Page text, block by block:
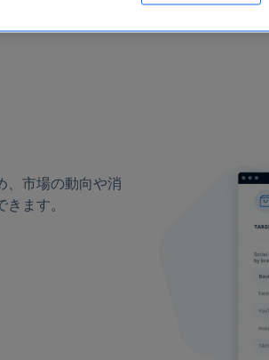
、市場の動向や消
ます。